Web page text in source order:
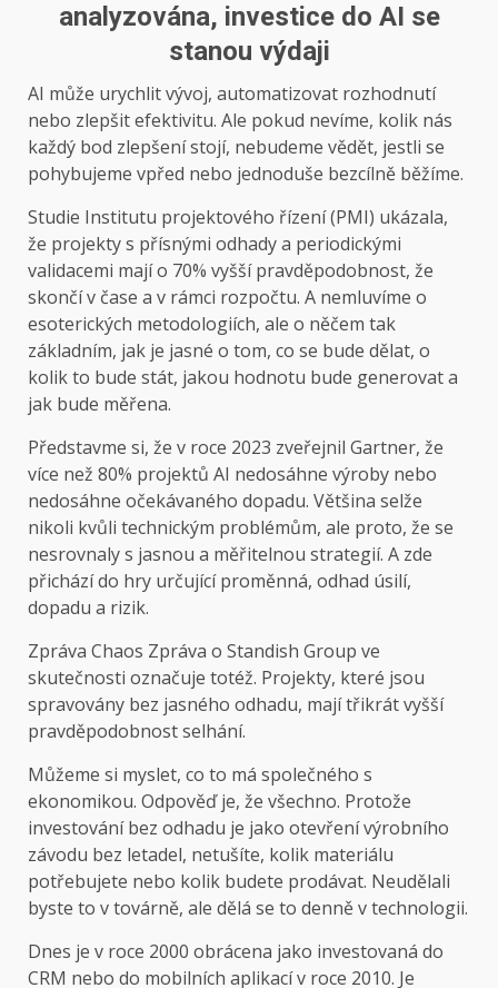
analyzována, investice do AI se
stanou výdaji
AI může urychlit vývoj, automatizovat rozhodnutí
nebo zlepšit efektivitu. Ale pokud nevíme, kolik nás
každý bod zlepšení stojí, nebudeme vědět, jestli se
pohybujeme vpřed nebo jednoduše bezcílně běžíme.
Studie Institutu projektového řízení (PMI) ukázala,
že projekty s přísnými odhady a periodickými
validacemi mají o 70% vyšší pravděpodobnost, že
skončí v čase a v rámci rozpočtu. A nemluvíme o
esoterických metodologiích, ale o něčem tak
základním, jak je jasné o tom, co se bude dělat, o
kolik to bude stát, jakou hodnotu bude generovat a
jak bude měřena.
Představme si, že v roce 2023 zveřejnil Gartner, že
více než 80% projektů AI nedosáhne výroby nebo
nedosáhne očekávaného dopadu. Většina selže
nikoli kvůli technickým problémům, ale proto, že se
nesrovnaly s jasnou a měřitelnou strategií. A zde
přichází do hry určující proměnná, odhad úsilí,
dopadu a rizik.
Zpráva Chaos Zpráva o Standish Group ve
skutečnosti označuje totéž. Projekty, které jsou
spravovány bez jasného odhadu, mají třikrát vyšší
pravděpodobnost selhání.
Můžeme si myslet, co to má společného s
ekonomikou. Odpověď je, že všechno. Protože
investování bez odhadu je jako otevření výrobního
závodu bez letadel, netušíte, kolik materiálu
potřebujete nebo kolik budete prodávat. Neudělali
byste to v továrně, ale dělá se to denně v technologii.
Dnes je v roce 2000 obrácena jako investovaná do
CRM nebo do mobilních aplikací v roce 2010. Je